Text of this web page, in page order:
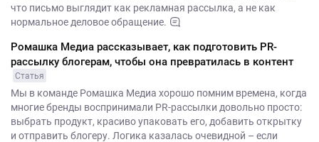
что письмо выглядит как рекламная рассылка, а не как
нормальное деловое обращение.
Ромашка Медиа рассказывает, как подготовить PR-
рассылку блогерам, чтобы она превратилась в контент
Статья
Мы в команде Ромашка Медиа хорошо помним времена, когда
многие бренды воспринимали PR-рассылки довольно просто:
выбрать продукт, красиво упаковать его, добавить открытку
и отправить блогеру. Логика казалась очевидной – если